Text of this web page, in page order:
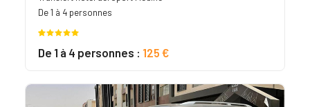
De 1 à 4 personnes
sur 5
De 1 à 4 personnes : 125 €